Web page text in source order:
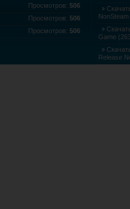
Просмотров: 506
Просмотров: 506
Просмотров: 506
Game
Release